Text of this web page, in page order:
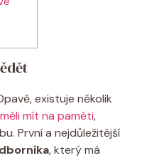
existuje několik
mít na paměti,
První a nejdůležitější
, který má